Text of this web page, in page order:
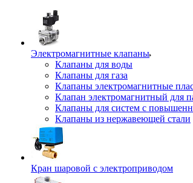
Электромагнитные клапаны
Клапаны для воды
Клапаны для газа
Клапаны электромагнитные
Клапан электромагнитный для
Клапаны для систем с
Клапаны из нержавеющей стали
Кран шаровой с электроприводом